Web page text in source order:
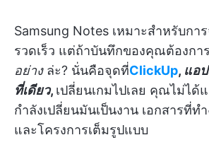
Samsung Notes เหมาะสำหรับกา
รวดเร็ว แต่ถ้าบันทึกของคุณต้องการ
อย่างล่ะ? นั่นคือจุดที่ClickUp, แอ
ที่เดียว, เปลี่ยนเกมไปเลย คุณไม่ไ
กำลังเปลี่ยนมันเป็นงาน เอกสารที่ท
และโครงการเต็มรูปแบบ